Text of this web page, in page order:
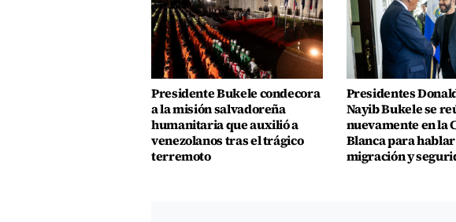
Presidente Bukele condecora
a la misión salvadoreña
humanitaria que auxilió a
venezolanos tras el trágico
terremoto
Presidentes
Nayib Bukele se
nuevamente en la
Blanca para
migración y